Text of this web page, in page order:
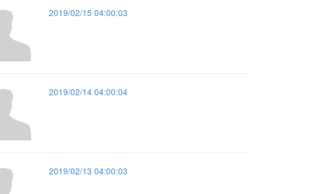
2019/02/15 04:00:03
2019/02/14 04:00:04
2019/02/13 04:00:03